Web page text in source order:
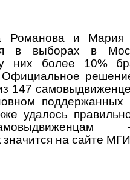
Романова и
в выборах в
них более 10%
Официальное
147
удалось
на сайте